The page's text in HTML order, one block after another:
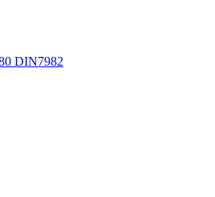
DIN7982